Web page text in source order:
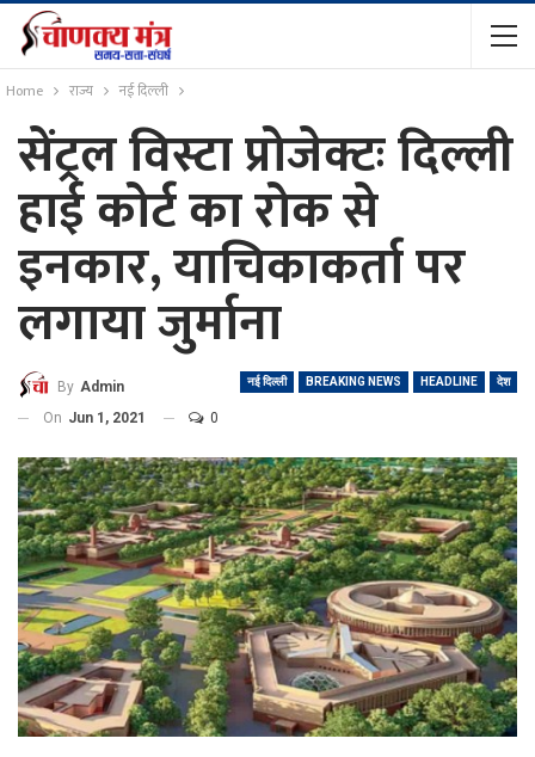
Home राज्य नई दिल्ली
सेंट्रल विस्टा प्रोजेक्टः दिल्ली
हाई कोर्ट का रोक से
इनकार, याचिकाकर्ता पर
लगाया जुर्माना
नई दिल्ली BREAKING NEWS HEADLINE देश
By Admin
On Jun 1, 2021 0